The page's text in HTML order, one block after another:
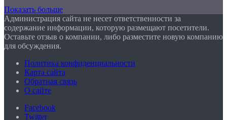
Показать больше
Администрация сайта не несет ответственности за
содержание информации, которую размещают посетители.
Оставьте отзыв о компании, либо разместите новую компанию
для обсуждения.
Политика конфиденциальности
Карта сайта
Обратная связь
О сайте
Facebook
Twitter